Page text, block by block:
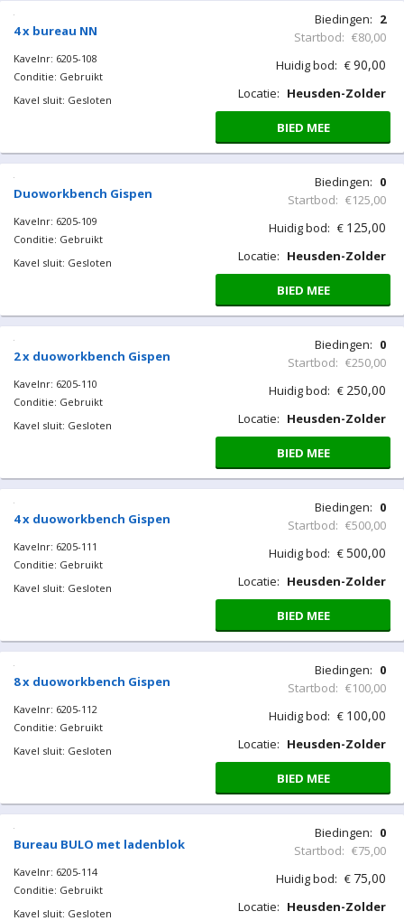
4 x bureau NN
Kavelnr: 6205-108
Conditie: Gebruikt
Kavel sluit: Gesloten
Biedingen: 2
Startbod: €80,00
Huidig bod: €90,00
Locatie: Heusden-Zolder
BIED MEE
Duoworkbench Gispen
Kavelnr: 6205-109
Conditie: Gebruikt
Kavel sluit: Gesloten
Biedingen: 0
Startbod: €125,00
Huidig bod: € 125,00
Locatie: Heusden-Zolder
BIED MEE
2 x duoworkbench Gispen
Kavelnr: 6205-110
Conditie: Gebruikt
Kavel sluit: Gesloten
Biedingen: 0
Startbod: €250,00
Huidig bod: € 250,00
Locatie: Heusden-Zolder
BIED MEE
4 x duoworkbench Gispen
Kavelnr: 6205-111
Conditie: Gebruikt
Kavel sluit: Gesloten
Biedingen: 0
Startbod: €500,00
Huidig bod: €500,00
Locatie: Heusden-Zolder
BIED MEE
8 x duoworkbench Gispen
Kavelnr: 6205-112
Conditie: Gebruikt
Kavel sluit: Gesloten
Biedingen: 0
Startbod: €100,00
Huidig bod: € 100,00
Locatie: Heusden-Zolder
BIED MEE
Bureau BULO met ladenblok
Kavelnr: 6205-114
Conditie: Gebruikt
Kavel sluit: Gesloten
Biedingen: 0
Startbod: €75,00
Huidig bod: € 75,00
Locatie: Heusden-Zolder